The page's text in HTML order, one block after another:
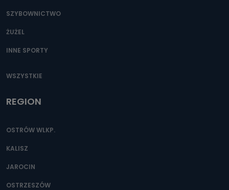
SZYBOWNICTWO
ŻUŻEL
INNE SPORTY
WSZYSTKIE
REGION
OSTRÓW WLKP.
KALISZ
JAROCIN
OSTRZESZÓW